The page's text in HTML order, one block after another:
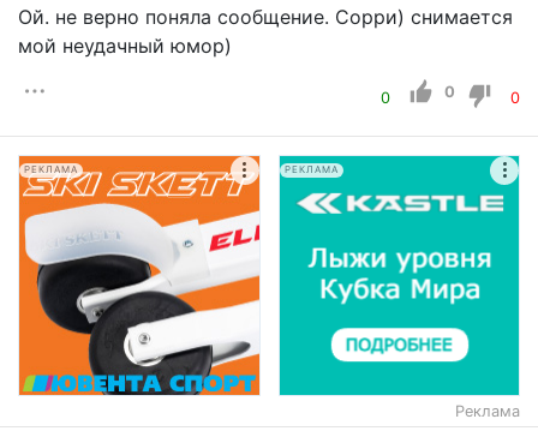
Ой. не верно поняла сообщение. Сорри) снимается
мой неудачный юмор)
0 0 0
РЕКЛАМА РЕКЛАМА
Реклама